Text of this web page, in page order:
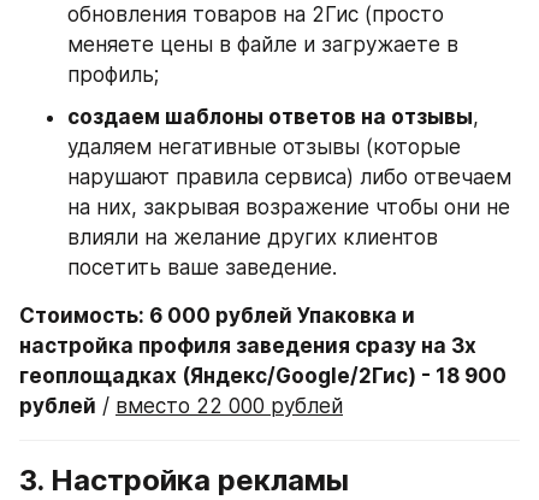
обновления товаров на 2Гис (просто
меняете цены в файле и загружаете в
профиль;
создаем шаблоны ответов на отзывы,
удаляем негативные отзывы (которые
нарушают правила сервиса) либо отвечаем
на них, закрывая возражение чтобы они не
влияли на желание других клиентов
посетить ваше заведение.
Стоимость: 6 000 рублей Упаковка и
настройка профиля заведения сразу на 3х
геоплощадках (Яндекс/Google/2Гис) - 18 900
рублей / вместо 22 000 рублей
3. Настройка рекламы